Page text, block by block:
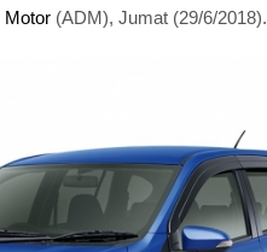
Motor (ADM), Jumat (29/6/2018).